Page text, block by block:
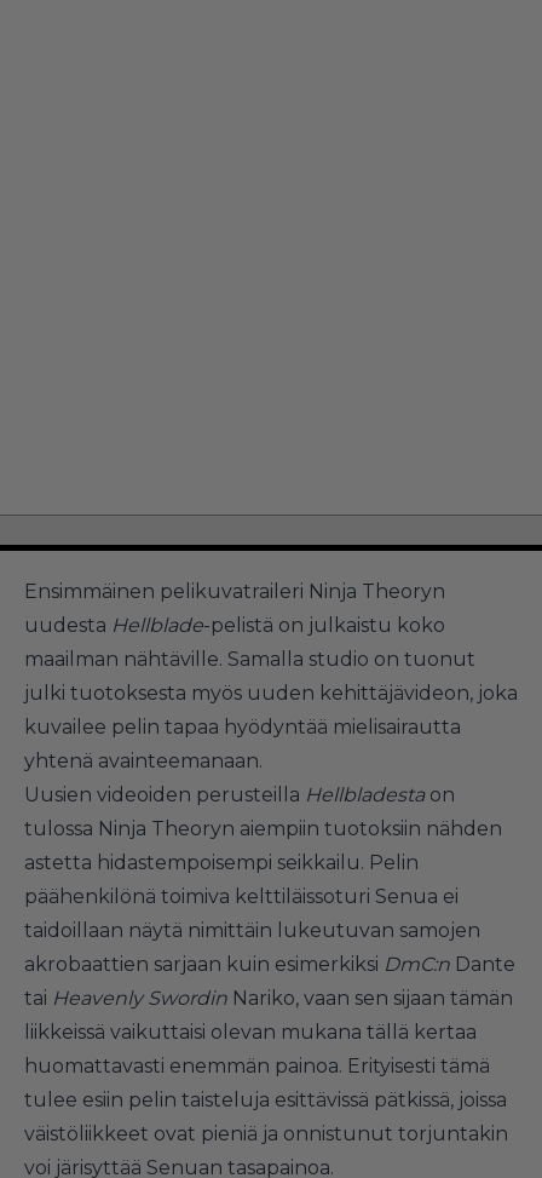
Ensimmäinen pelikuvatraileri Ninja Theoryn
uudesta Hellblade-pelistä on julkaistu koko
maailman nähtäville. Samalla studio on tuonut
julki tuotoksesta myös uuden kehittäjävideon, joka
kuvailee pelin tapaa hyödyntää mielisairautta
yhtenä avainteemanaan.
Uusien videoiden perusteilla Hellbladesta on
tulossa Ninja Theoryn aiempiin tuotoksiin nähden
astetta hidastempoisempi seikkailu. Pelin
päähenkilönä toimiva kelttiläissoturi Senua ei
taidoillaan näytä nimittäin lukeutuvan samojen
akrobaattien sarjaan kuin esimerkiksi DmC:n Dante
tai Heavenly Swordin Nariko, vaan sen sijaan tämän
liikkeissä vaikuttaisi olevan mukana tällä kertaa
huomattavasti enemmän painoa. Erityisesti tämä
tulee esiin pelin taisteluja esittävissä pätkissä, joissa
väistöliikkeet ovat pieniä ja onnistunut torjuntakin
voi järisyttää Senuan tasapainoa.